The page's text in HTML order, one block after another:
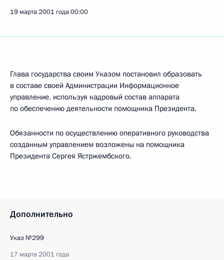
19 марта 2001 года00:00
Глава государства своим Указом постановил образовать
в составе своей Администрации Информационное
управление, используя кадровый состав аппарата
по обеспечению деятельности помощника Президента.
Обязанности по осуществлению оперативного руководства
созданным управлением возложены на помощника
Президента Сергея Ястржембского.
Дополнительно
Указ №299
17 марта 2001 года